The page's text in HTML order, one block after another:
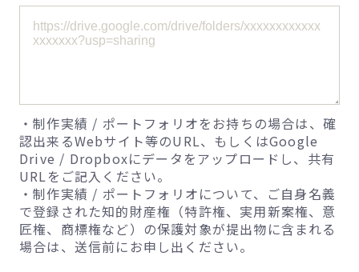
・制作実績 / ポートフォリオをお持ちの場合は、確
認出来るWebサイト等のURL、もしくはGoogle
Drive / Dropboxにデータをアップロードし、共有
URLをご記入ください。
・制作実績 / ポートフォリオについて、ご自身名義
で登録された知的財産権（特許権、実用新案権、意
匠権、商標権など）の保護対象が提出物に含まれる
場合は、送信前にお申し出ください。